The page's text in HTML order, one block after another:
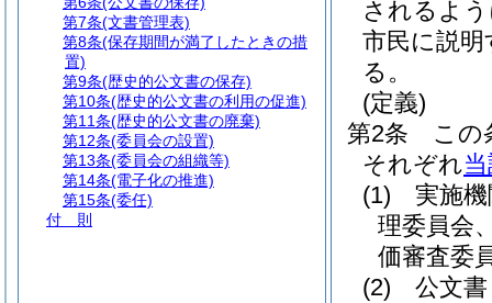
されるよ
市民に説
る。
(定義)
第2条
この
それぞれ
(1)
実施
理委員会
価審査委
(2)
公文
第7条(文書管理表)
第8条(保存期間が満了したときの措
置)
第9条(歴史的公文書の保存)
第10条(歴史的公文書の利用の促進)
第11条(歴史的公文書の廃棄)
第12条(委員会の設置)
第13条(委員会の組織等)
第14条(電子化の推進)
第15条(委任)
付 則